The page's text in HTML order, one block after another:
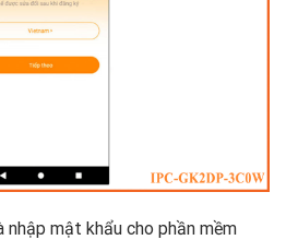
mật khẩu cho phần mềm